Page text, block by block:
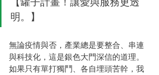
明。】
無論疫情與否，產業總是要整合、串連
與科技化，這是銀色大門深信的道理。
如果只有單打獨鬥、各自埋頭苦幹，我